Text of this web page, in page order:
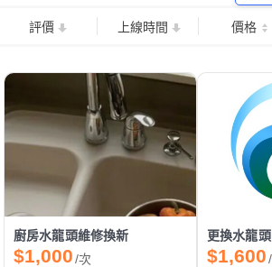
評價 上線時間 價格
廚房水龍頭維修換新
$1,000/次
更換水龍頭
$1,600